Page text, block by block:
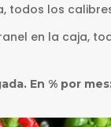
todos los
en la caja,
En % por